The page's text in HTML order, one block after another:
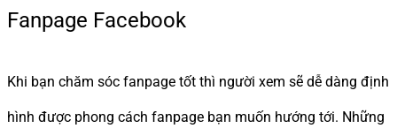
Fanpage Facebook
Khi bạn chăm sóc fanpage tốt thì người xem sẽ dễ dàng định
hình được phong cách fanpage bạn muốn hướng tới. Những